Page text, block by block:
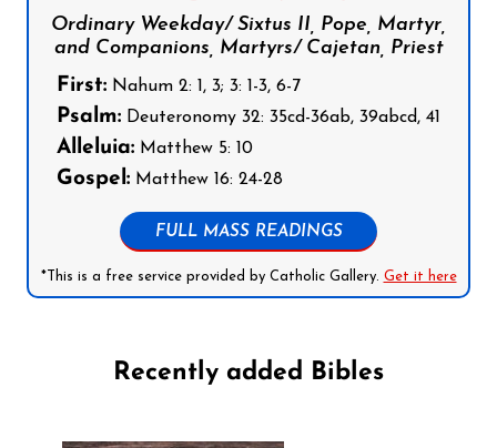
Ordinary Weekday/ Sixtus II, Pope, Martyr,
and Companions, Martyrs/ Cajetan, Priest
First: Nahum 2: 1, 3; 3: 1-3, 6-7
Psalm: Deuteronomy 32: 35cd-36ab, 39abcd, 41
Alleluia: Matthew 5: 10
Gospel: Matthew 16: 24-28
FULL MASS READINGS
*This is a free service provided by Catholic Gallery. Get it here
Recently added Bibles